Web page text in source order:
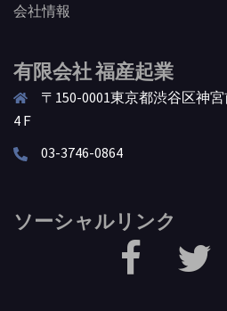
会社情報
有限会社 福産起業
〒150-0001東京都渋谷区神
4Ｆ
03-3746-0864
ソーシャルリンク
facebook